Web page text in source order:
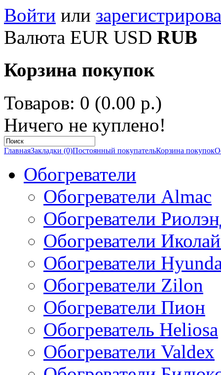
Войти или
Валюта EUR USD RUB
Корзина покупок
Товаров: 0 (0.00 р.)
Ничего не куплено!
ГлавнаяЗакладки (0)Постоянный покупательКорзина покупок
Обогреватели
Обогреватели Almac
Обогреватели
Обогреватели
Обогреватели
Обогреватели Zilon
Обогреватели Пион
Обогреватель Heliosa
Обогреватели Valdex